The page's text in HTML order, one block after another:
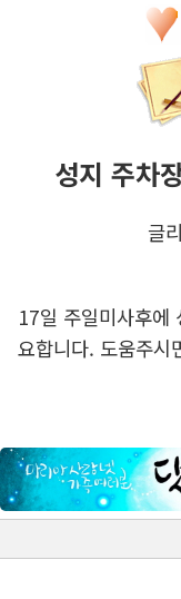
성지 주차
글
17일 주일미사후에
요합니다. 도움주시